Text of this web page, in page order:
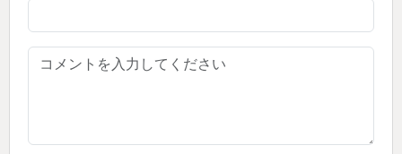
いて聖像崇敬が皇帝により禁止されたことに端を発
Iconoclast（アイコノクラスト）は因習を打破する